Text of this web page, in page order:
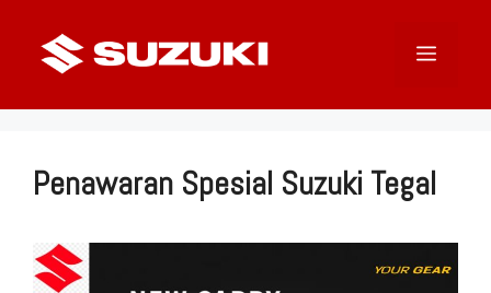
Menu
Penawaran Spesial Suzuki Tegal